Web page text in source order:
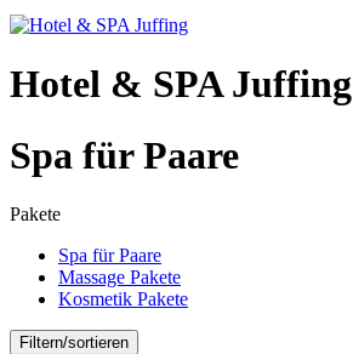
Hotel & SPA Juffing
Spa für Paare
Pakete
Spa für Paare
Massage Pakete
Kosmetik Pakete
Filtern/sortieren